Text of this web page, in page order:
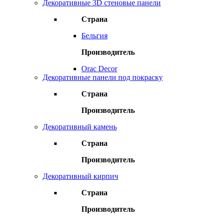
Декоративные 3D стеновые панели
Страна
Бельгия
Производитель
Orac Decor
Декоративные панели под покраску
Страна
Производитель
Декоративный камень
Страна
Производитель
Декоративный кирпич
Страна
Производитель